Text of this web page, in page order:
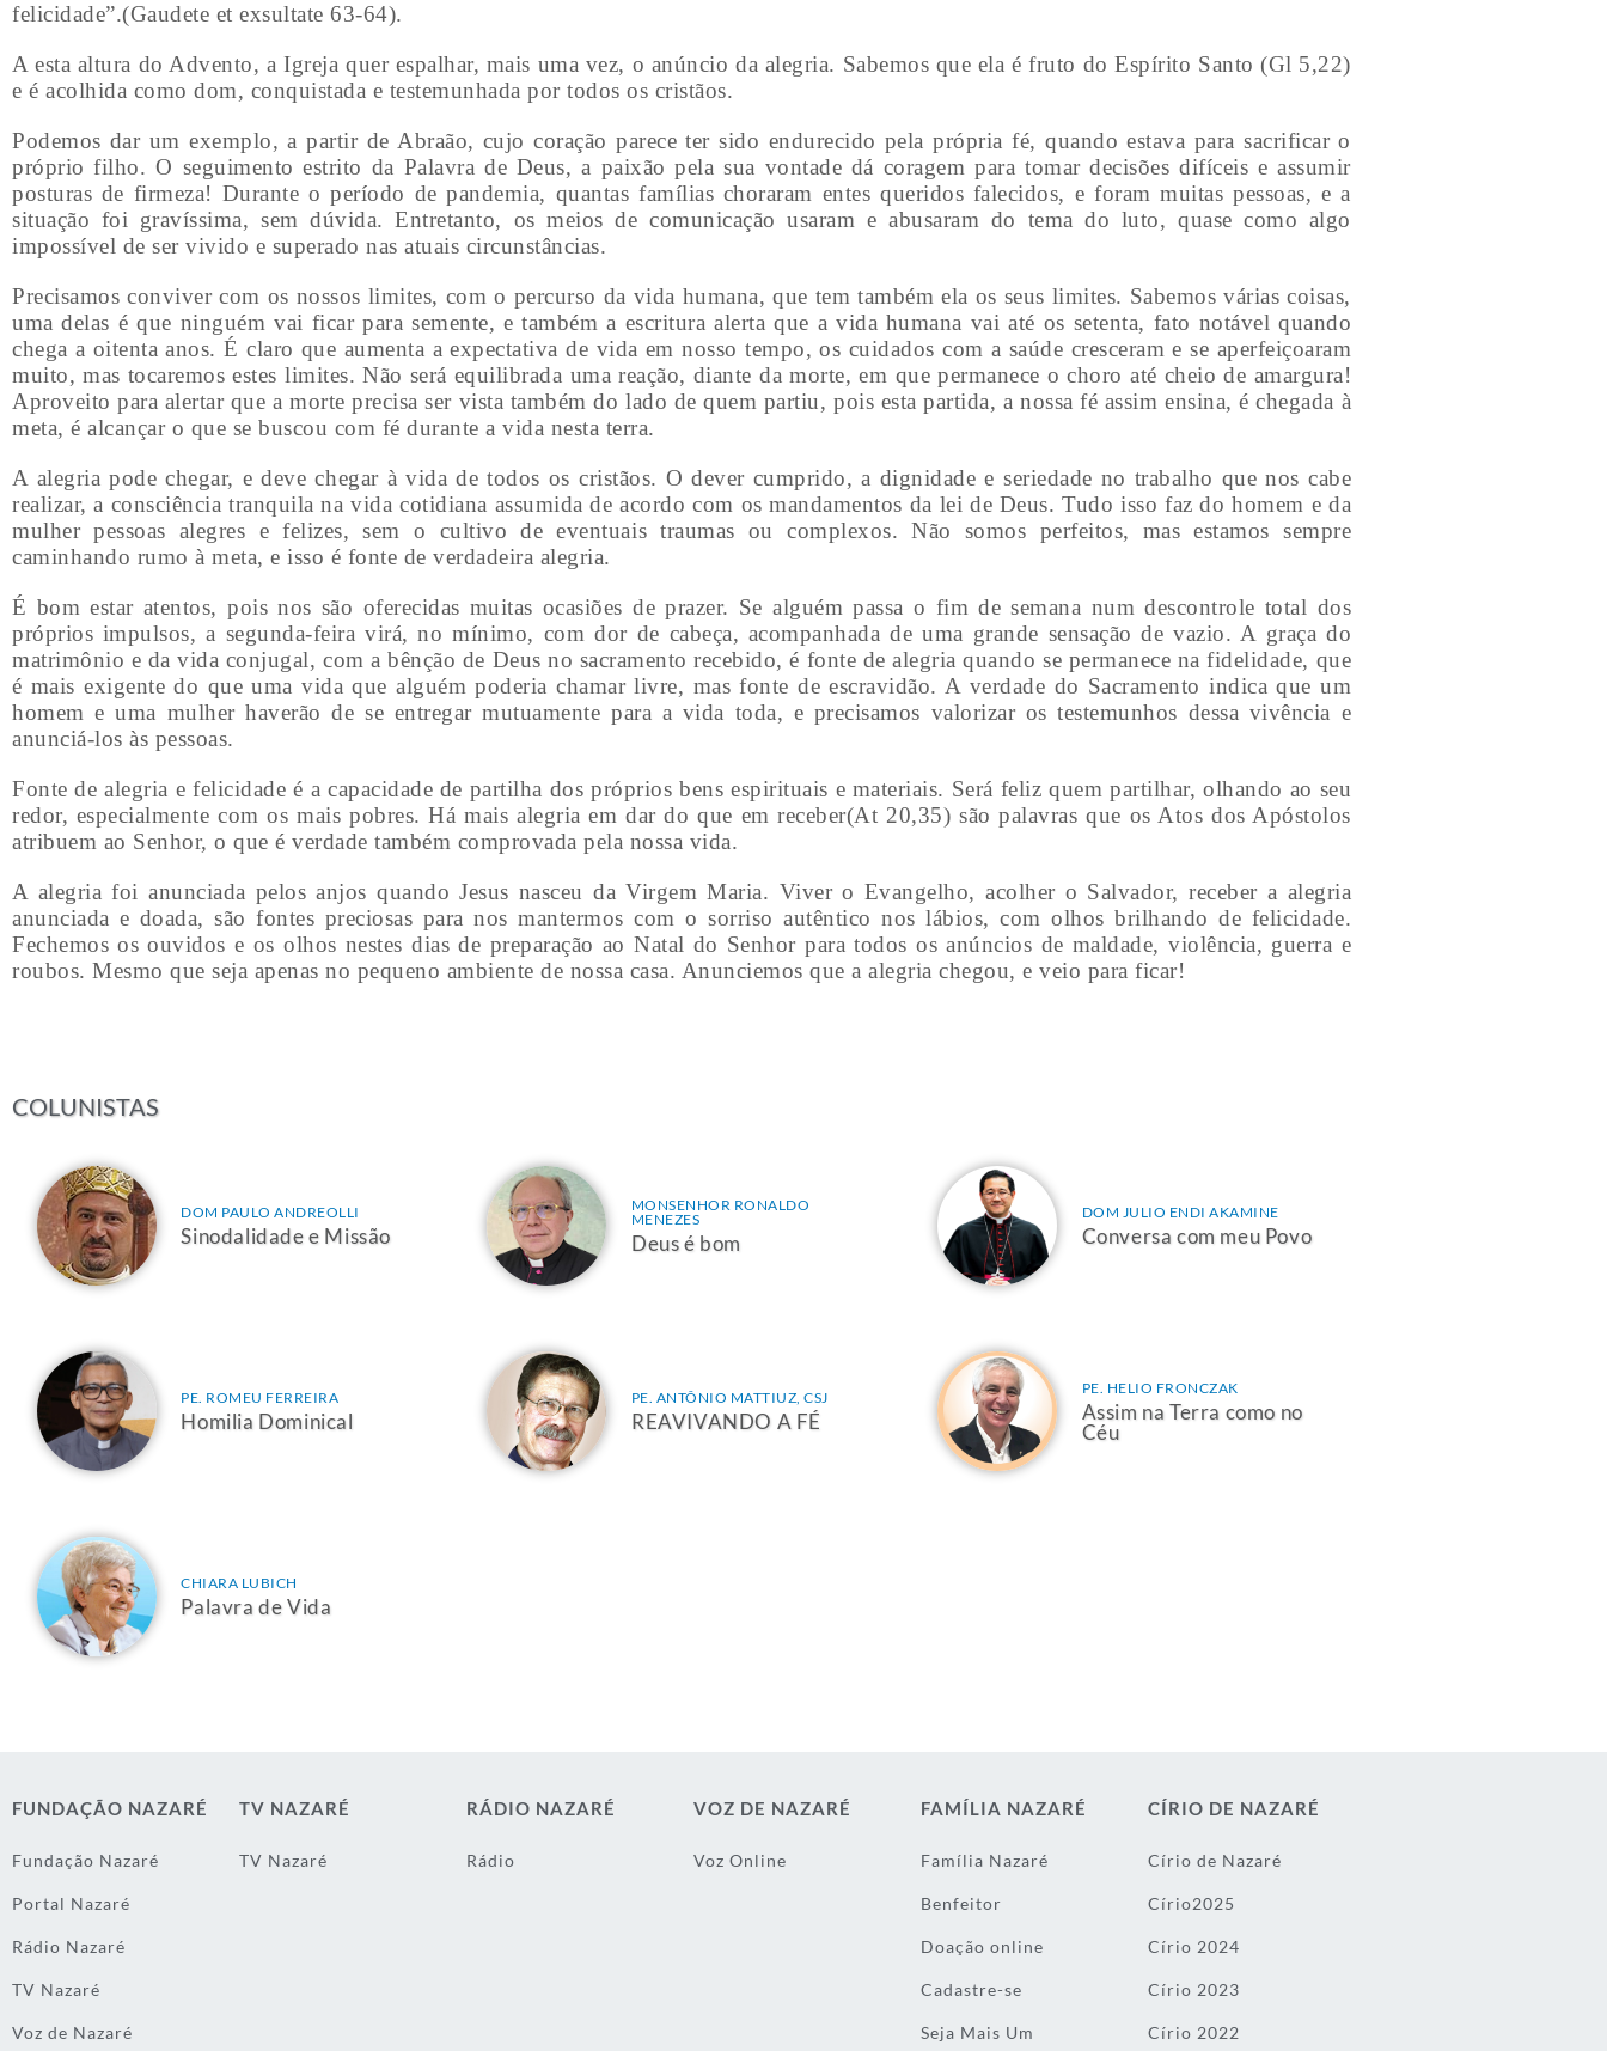
felicidade”.(Gaudete et exsultate 63-64).
A esta altura do Advento, a Igreja quer espalhar, mais uma vez, o anúncio da alegria. Sabemos que ela é fruto do Espírito Santo (Gl 5,22)
e é acolhida como dom, conquistada e testemunhada por todos os cristãos.
Podemos dar um exemplo, a partir de Abraão, cujo coração parece ter sido endurecido pela própria fé, quando estava para sacrificar o
próprio filho. O seguimento estrito da Palavra de Deus, a paixão pela sua vontade dá coragem para tomar decisões difíceis e assumir
posturas de firmeza! Durante o período de pandemia, quantas famílias choraram entes queridos falecidos, e foram muitas pessoas, e a
situação foi gravíssima, sem dúvida. Entretanto, os meios de comunicação usaram e abusaram do tema do luto, quase como algo
impossível de ser vivido e superado nas atuais circunstâncias.
Precisamos conviver com os nossos limites, com o percurso da vida humana, que tem também ela os seus limites. Sabemos várias coisas,
uma delas é que ninguém vai ficar para semente, e também a escritura alerta que a vida humana vai até os setenta, fato notável quando
chega a oitenta anos. É claro que aumenta a expectativa de vida em nosso tempo, os cuidados com a saúde cresceram e se aperfeiçoaram
muito, mas tocaremos estes limites. Não será equilibrada uma reação, diante da morte, em que permanece o choro até cheio de amargura!
Aproveito para alertar que a morte precisa ser vista também do lado de quem partiu, pois esta partida, a nossa fé assim ensina, é chegada à
meta, é alcançar o que se buscou com fé durante a vida nesta terra.
A alegria pode chegar, e deve chegar à vida de todos os cristãos. O dever cumprido, a dignidade e seriedade no trabalho que nos cabe
realizar, a consciência tranquila na vida cotidiana assumida de acordo com os mandamentos da lei de Deus. Tudo isso faz do homem e da
mulher pessoas alegres e felizes, sem o cultivo de eventuais traumas ou complexos. Não somos perfeitos, mas estamos sempre
caminhando rumo à meta, e isso é fonte de verdadeira alegria.
É bom estar atentos, pois nos são oferecidas muitas ocasiões de prazer. Se alguém passa o fim de semana num descontrole total dos
próprios impulsos, a segunda-feira virá, no mínimo, com dor de cabeça, acompanhada de uma grande sensação de vazio. A graça do
matrimônio e da vida conjugal, com a bênção de Deus no sacramento recebido, é fonte de alegria quando se permanece na fidelidade, que
é mais exigente do que uma vida que alguém poderia chamar livre, mas fonte de escravidão. A verdade do Sacramento indica que um
homem e uma mulher haverão de se entregar mutuamente para a vida toda, e precisamos valorizar os testemunhos dessa vivência e
anunciá-los às pessoas.
Fonte de alegria e felicidade é a capacidade de partilha dos próprios bens espirituais e materiais. Será feliz quem partilhar, olhando ao seu
redor, especialmente com os mais pobres. Há mais alegria em dar do que em receber(At 20,35) são palavras que os Atos dos Apóstolos
atribuem ao Senhor, o que é verdade também comprovada pela nossa vida.
A alegria foi anunciada pelos anjos quando Jesus nasceu da Virgem Maria. Viver o Evangelho, acolher o Salvador, receber a alegria
anunciada e doada, são fontes preciosas para nos mantermos com o sorriso autêntico nos lábios, com olhos brilhando de felicidade.
Fechemos os ouvidos e os olhos nestes dias de preparação ao Natal do Senhor para todos os anúncios de maldade, violência, guerra e
roubos. Mesmo que seja apenas no pequeno ambiente de nossa casa. Anunciemos que a alegria chegou, e veio para ficar!
COLUNISTAS
DOM PAULO ANDREOLLI
Sinodalidade e Missão
MONSENHOR RONALDO
MENEZES
Deus é bom
DOM JULIO ENDI AKAMINE
Conversa com meu Povo
PE. ROMEU FERREIRA
Homilia Dominical
PE. ANTÔNIO MATTIUZ, CSJ
REAVIVANDO A FÉ
PE. HELIO FRONCZAK
Assim na Terra como no
Céu
CHIARA LUBICH
Palavra de Vida
FUNDAÇÃO NAZARÉ
Fundação Nazaré
Portal Nazaré
Rádio Nazaré
TV Nazaré
Voz de Nazaré
TV NAZARÉ
TV Nazaré
RÁDIO NAZARÉ
Rádio
VOZ DE NAZARÉ
Voz Online
FAMÍLIA NAZARÉ
Família Nazaré
Benfeitor
Doação online
Cadastre-se
Seja Mais Um
CÍRIO DE NAZARÉ
Círio de Nazaré
Círio2025
Círio 2024
Círio 2023
Círio 2022